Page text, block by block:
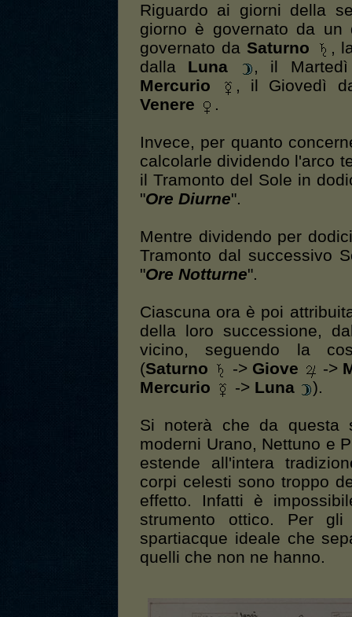
Riguardo ai giorni della
giorno è governato da un
governato da Saturno
,
dalla Luna
, il
Mercurio
, il Giovedì
Venere
.
Invece, per quanto
calcolarle dividendo l'arco
il Tramonto del Sole in
"Ore Diurne".
Mentre dividendo per
Tramonto dal successivo
"Ore Notturne".
Ciascuna ora è poi
della loro successione,
vicino, seguendo la
(Saturno -> Giove ->
Mercurio
-> Luna
).
Si noterà che da questa
moderni Urano, Nettuno e
estende all'intera
corpi celesti sono troppo
effetto. Infatti è
strumento ottico. Per
spartiacque ideale che
quelli che non ne hanno.